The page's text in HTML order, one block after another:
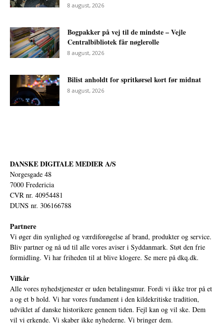
8 august, 2026
Bogpakker på vej til de mindste – Vejle
Centralbibliotek får nøglerolle
8 august, 2026
Bilist anholdt for spritkørsel kort før midnat
8 august, 2026
DANSKE DIGITALE MEDIER A/S
Norgesgade 48
7000 Fredericia
CVR nr. 40954481
DUNS nr. 306166788
Partnere
Vi øger din synlighed og værdiforøgelse af brand, produkter og service.
Bliv partner og nå ud til alle vores aviser i Syddanmark. Støt den frie
formidling. Vi har friheden til at blive klogere. Se mere på dkq.dk.
Vilkår
Alle vores nyhedstjenester er uden betalingsmur. Fordi vi ikke tror på et
a og et b hold. Vi har vores fundament i den kildekritiske tradition,
udviklet af danske historikere gennem tiden. Fejl kan og vil ske. Dem
vil vi erkende. Vi skaber ikke nyhederne. Vi bringer dem.